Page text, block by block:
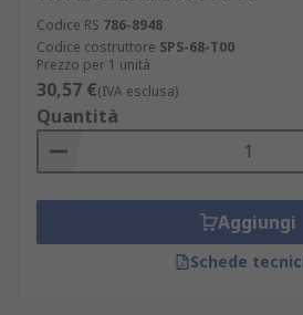
Codice RS 786-8948
Codice costruttore SPS-68-T00
Prezzo per 1 unità
30,57 €(IVA esclusa)
Quantità
Aggiungi
Schede